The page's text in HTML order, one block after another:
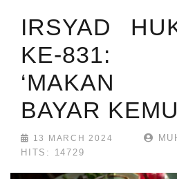
IRSYAD
KE-831:
‘MAKAN
BAYAR
13 MARCH 2024
HITS: 14729